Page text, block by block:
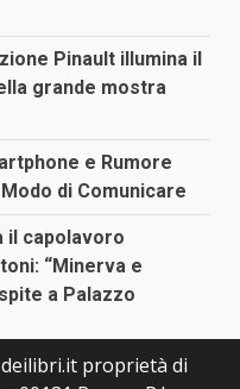
Pinault illumina il
grande mostra
e Rumore
di Comunicare
il capolavoro
“Minerva e
a Palazzo
proprietà di